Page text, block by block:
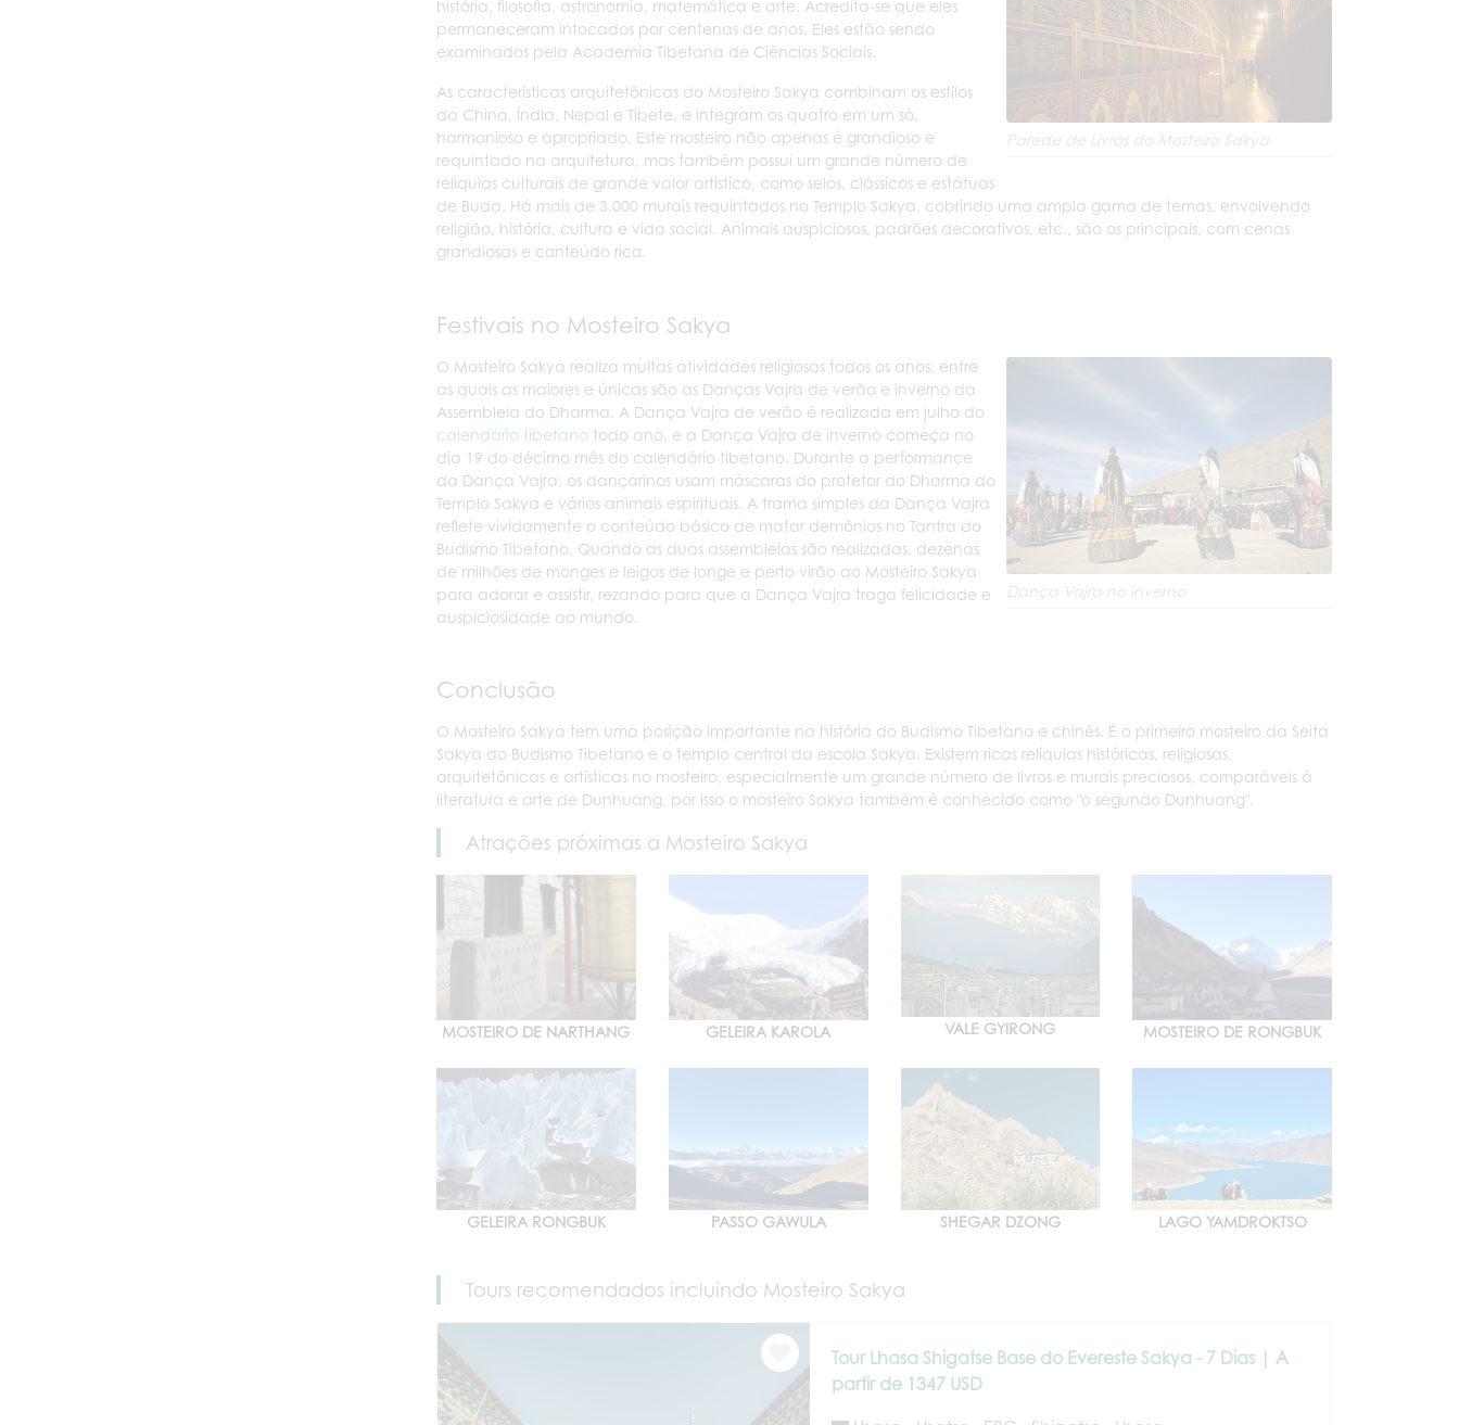
Parede de Livros do Mosteiro Sakya
história, filosofia, astronomia, matemática e arte. Acredita-se que eles
permaneceram intocados por centenas de anos. Eles estão sendo
examinados pela Academia Tibetana de Ciências Sociais.
As características arquitetônicas do Mosteiro Sakya combinam os estilos
da China, Índia, Nepal e Tibete, e integram os quatro em um só,
harmonioso e apropriado. Este mosteiro não apenas é grandioso e
requintado na arquitetura, mas também possui um grande número de
relíquias culturais de grande valor artístico, como selos, clássicos e estátuas
de Buda. Há mais de 3.000 murais requintados no Templo Sakya, cobrindo uma ampla gama de temas, envolvendo
religião, história, cultura e vida social. Animais auspiciosos, padrões decorativos, etc., são os principais, com cenas
grandiosas e conteúdo rico.
Festivais no Mosteiro Sakya
Dança Vajra no inverno
O Mosteiro Sakya realiza muitas atividades religiosas todos os anos, entre
as quais as maiores e únicas são as Danças Vajra de verão e inverno da
Assembleia do Dharma. A Dança Vajra de verão é realizada em julho do
calendário tibetano todo ano, e a Dança Vajra de inverno começa no
dia 19 do décimo mês do calendário tibetano. Durante a performance
da Dança Vajra, os dançarinos usam máscaras do protetor do Dharma do
Templo Sakya e vários animais espirituais. A trama simples da Dança Vajra
reflete vividamente o conteúdo básico de matar demônios no Tantra do
Budismo Tibetano. Quando as duas assembleias são realizadas, dezenas
de milhões de monges e leigos de longe e perto virão ao Mosteiro Sakya
para adorar e assistir, rezando para que a Dança Vajra traga felicidade e
auspiciosidade ao mundo.
Conclusão
O Mosteiro Sakya tem uma posição importante na história do Budismo Tibetano e chinês. É o primeiro mosteiro da Seita
Sakya do Budismo Tibetano e o templo central da escola Sakya. Existem ricas relíquias históricas, religiosas,
arquitetônicas e artísticas no mosteiro, especialmente um grande número de livros e murais preciosos, comparáveis à
literatura e arte de Dunhuang, por isso o mosteiro Sakya também é conhecido como "o segundo Dunhuang".
Atrações próximas a Mosteiro Sakya
MOSTEIRO DE NARTHANG GELEIRA KAROLA VALE GYIRONG MOSTEIRO DE RONGBUK
GELEIRA RONGBUK PASSO GAWULA SHEGAR DZONG LAGO YAMDROKTSO
Tours recomendados incluindo Mosteiro Sakya
Tour Lhasa Shigatse Base do Evereste Sakya - 7 Dias | A
partir de 1347 USD